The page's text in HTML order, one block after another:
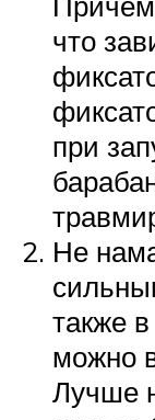
что
при
Не
также
можно
Лучше